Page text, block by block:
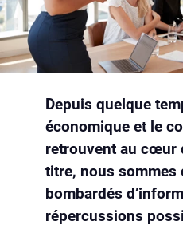
Depuis quelque
économique et le
retrouvent au cœur
titre, nous sommes
bombardés
répercussions